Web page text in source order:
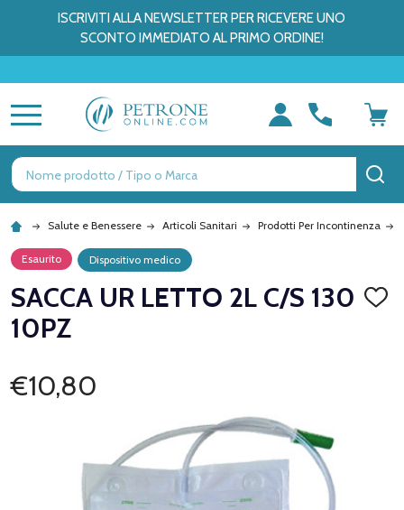
ISCRIVITI ALLA NEWSLETTER PER RICEVERE UNO
SCONTO IMMEDIATO AL PRIMO ORDINE!
Ricerca
Salute e Benessere Articoli Sanitari Prodotti Per Incontinenza
Esaurito Dispositivo medico
SACCA UR LETTO 2L C/S 130
10PZ
€10,80